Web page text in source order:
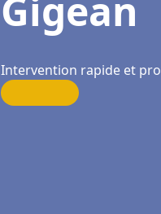
Gigean
Intervention rapide et